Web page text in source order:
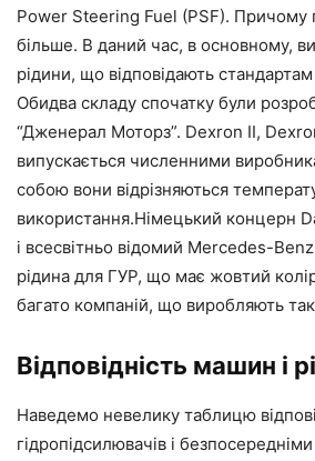
Power Steering Fuel (PSF).
більше. В даний час, в основному,
рідини, що відповідають
Обидва складу спочатку були
“Дженерал Моторз”. Dexron II,
випускається численними
собою вони відрізняються
використання.Німецький концерн
і всесвітньо відомий Mercedes-
рідина для ГУР, що має жовтий
багато компаній, що виробляють
Відповідність машин і
Наведемо невелику таблицю
гідропідсилювачів і